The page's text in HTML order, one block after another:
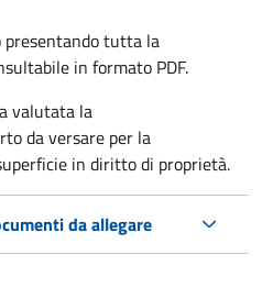
presentando tutta la
in formato PDF.
valutata la
da versare per la
in diritto di proprietà.
da allegare